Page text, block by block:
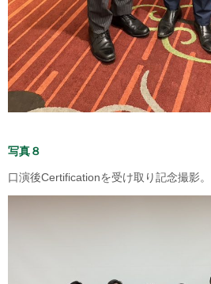
写真８
口演後Certificationを受け取り記念撮影。